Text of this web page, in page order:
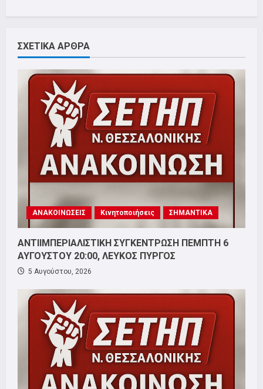
ΣΧΕΤΙΚΑ ΑΡΘΡΑ
ΑΝΑΚΟΙΝΩΣΕΙΣ Κινητοποιήσεις ΣΗΜΑΝΤΙΚΑ
ΑΝΤΙΙΜΠΕΡΙΑΛΙΣΤΙΚΗ ΣΥΓΚΕΝΤΡΩΣΗ ΠΕΜΠΤΗ 6
ΑΥΓΟΥΣΤΟΥ 20:00, ΛΕΥΚΟΣ ΠΥΡΓΟΣ
5 Αυγούστου, 2026